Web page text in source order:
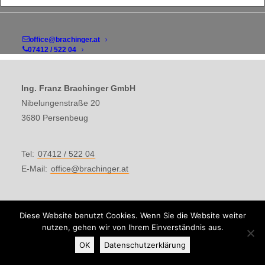
office@brachinger.at
07412 / 522 04
Ing. Franz Brachinger GmbH
Nibelungenstraße 20
3680 Persenbeug
Tel: 07412 / 522 04
E-Mail: office@brachinger.at
Datenschutz
Diese Website benutzt Cookies. Wenn Sie die Website weiter
nutzen, gehen wir von Ihrem Einverständnis aus.
OK
Datenschutzerklärung